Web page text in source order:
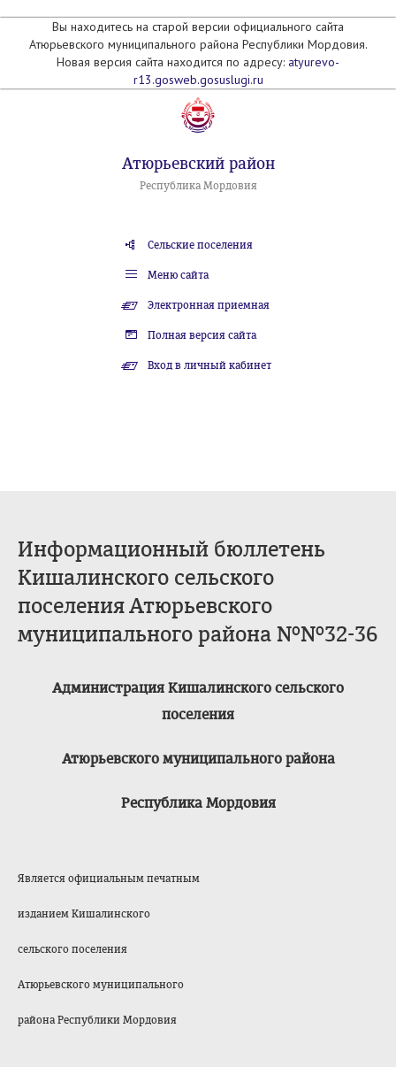
Вы находитесь на старой версии официального сайта
Атюрьевского муниципального района Республики Мордовия.
Новая версия сайта находится по адресу: atyurevo-
r13.gosweb.gosuslugi.ru
Атюрьевский район
Республика Мордовия
Сельские поселения
Меню сайта
Электронная приемная
Полная версия сайта
Вход в личный кабинет
Информационный бюллетень
Кишалинского сельского
поселения Атюрьевского
муниципального района №№32-36
Администрация Кишалинского сельского
поселения
Атюрьевского муниципального района
Республика Мордовия
Является официальным печатным
изданием Кишалинского
сельского поселения
Атюрьевского муниципального
района Республики Мордовия